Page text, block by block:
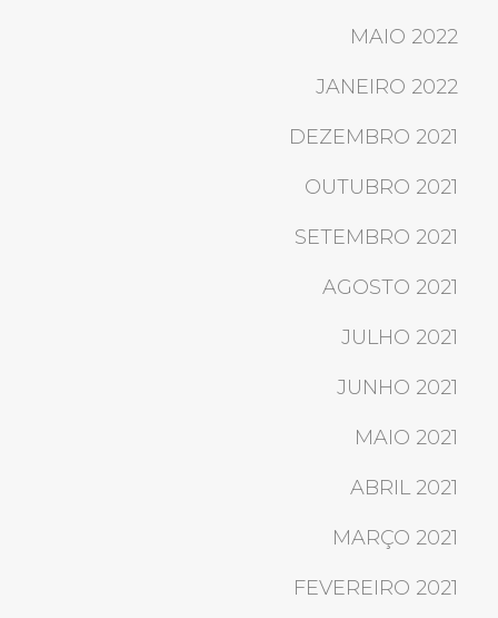
MAIO 2022
JANEIRO 2022
DEZEMBRO 2021
OUTUBRO 2021
SETEMBRO 2021
AGOSTO 2021
JULHO 2021
JUNHO 2021
MAIO 2021
ABRIL 2021
MARÇO 2021
FEVEREIRO 2021